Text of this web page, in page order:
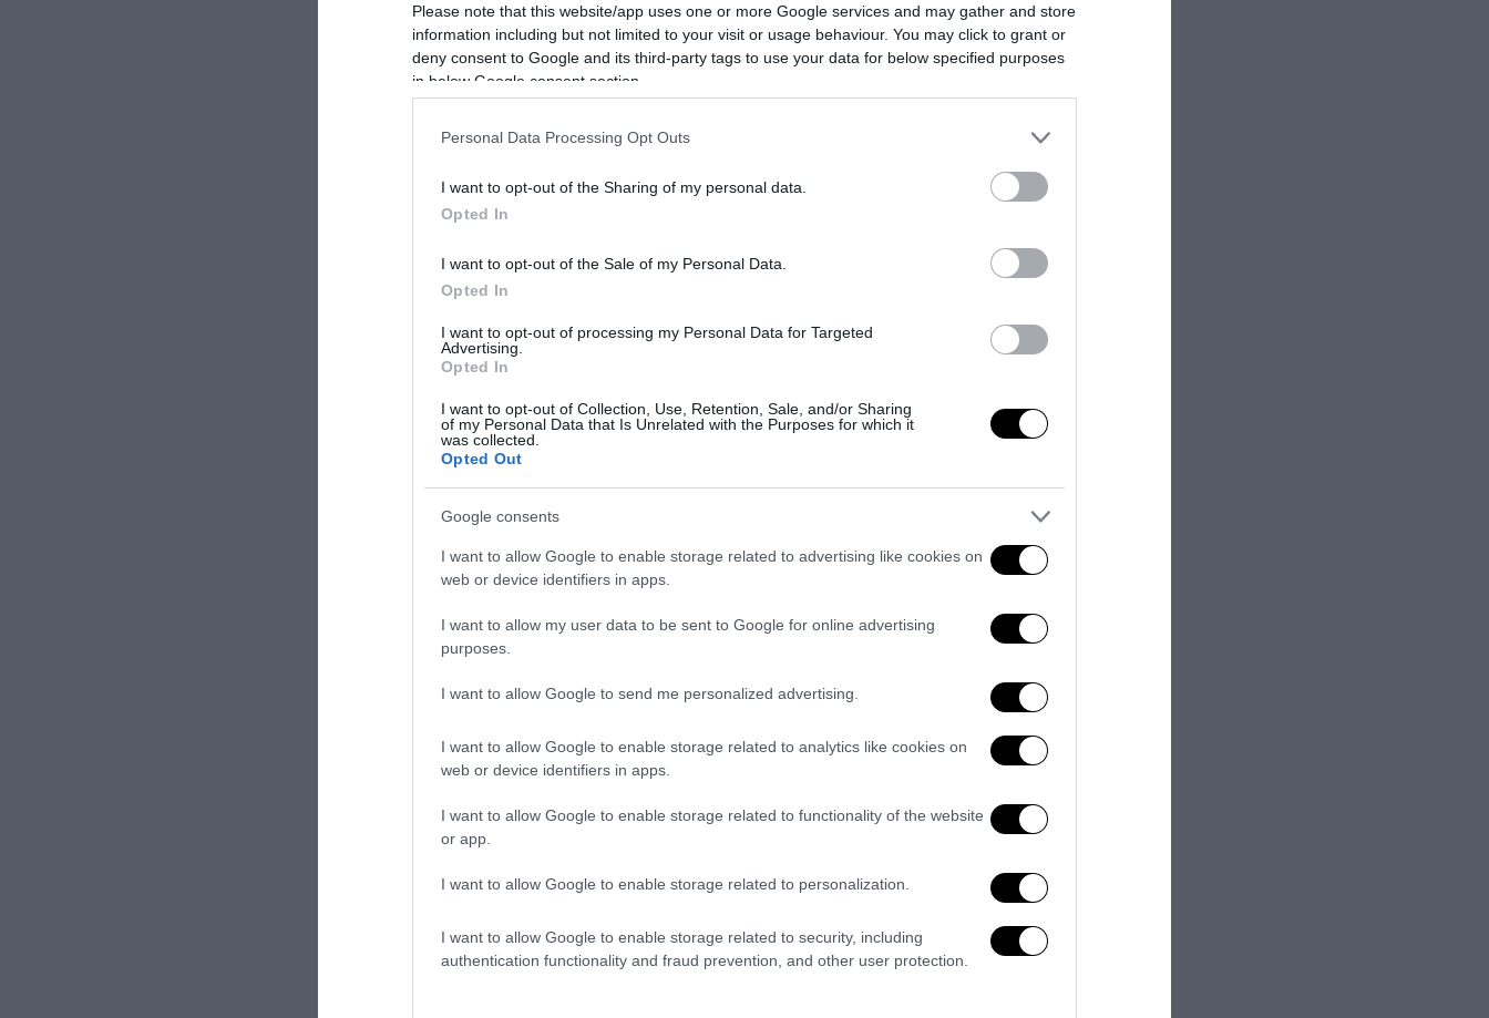
Please note that this website/app uses one or more Google services and may gather and store
information including but not limited to your visit or usage behaviour. You may click to grant or
deny consent to Google and its third-party tags to use your data for below specified purposes
in below Google consent section.
Personal Data Processing Opt Outs
I want to opt-out of the Sharing of my personal data.
Opted In
I want to opt-out of the Sale of my Personal Data.
Opted In
I want to opt-out of processing my Personal Data for Targeted
Advertising.
Opted In
I want to opt-out of Collection, Use, Retention, Sale, and/or Sharing
of my Personal Data that Is Unrelated with the Purposes for which it
was collected.
Opted Out
Google consents
I want to allow Google to enable storage related to advertising like cookies on
web or device identifiers in apps.
I want to allow my user data to be sent to Google for online advertising
purposes.
I want to allow Google to send me personalized advertising.
I want to allow Google to enable storage related to analytics like cookies on
web or device identifiers in apps.
I want to allow Google to enable storage related to functionality of the website
or app.
I want to allow Google to enable storage related to personalization.
I want to allow Google to enable storage related to security, including
authentication functionality and fraud prevention, and other user protection.
Di fronte alla decisione di Trump è arrivata subito una protesta formale: i corrispondenti di
Associated Press e Time Magazine hanno deciso di boicottare l’incontro, al quale hanno
America News Network, Abc, Cbs, Wsj, Bloomberg, Fox e Breitbart News.
Nicola Mattei
previous post
l’incucio di Berlusconi
Il mercato è una fregatura: il 70% degli italiani
dice no a Uber
YOU MAY ALSO LIKE